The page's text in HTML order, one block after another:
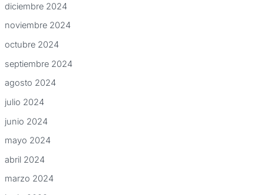
diciembre 2024
noviembre 2024
octubre 2024
septiembre 2024
agosto 2024
julio 2024
junio 2024
mayo 2024
abril 2024
marzo 2024